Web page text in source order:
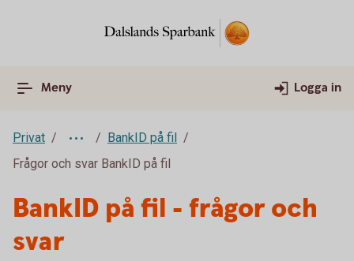
Meny Logga in
Privat
BankID på fil
Frågor och svar BankID på fil
BankID på fil - frågor och
svar